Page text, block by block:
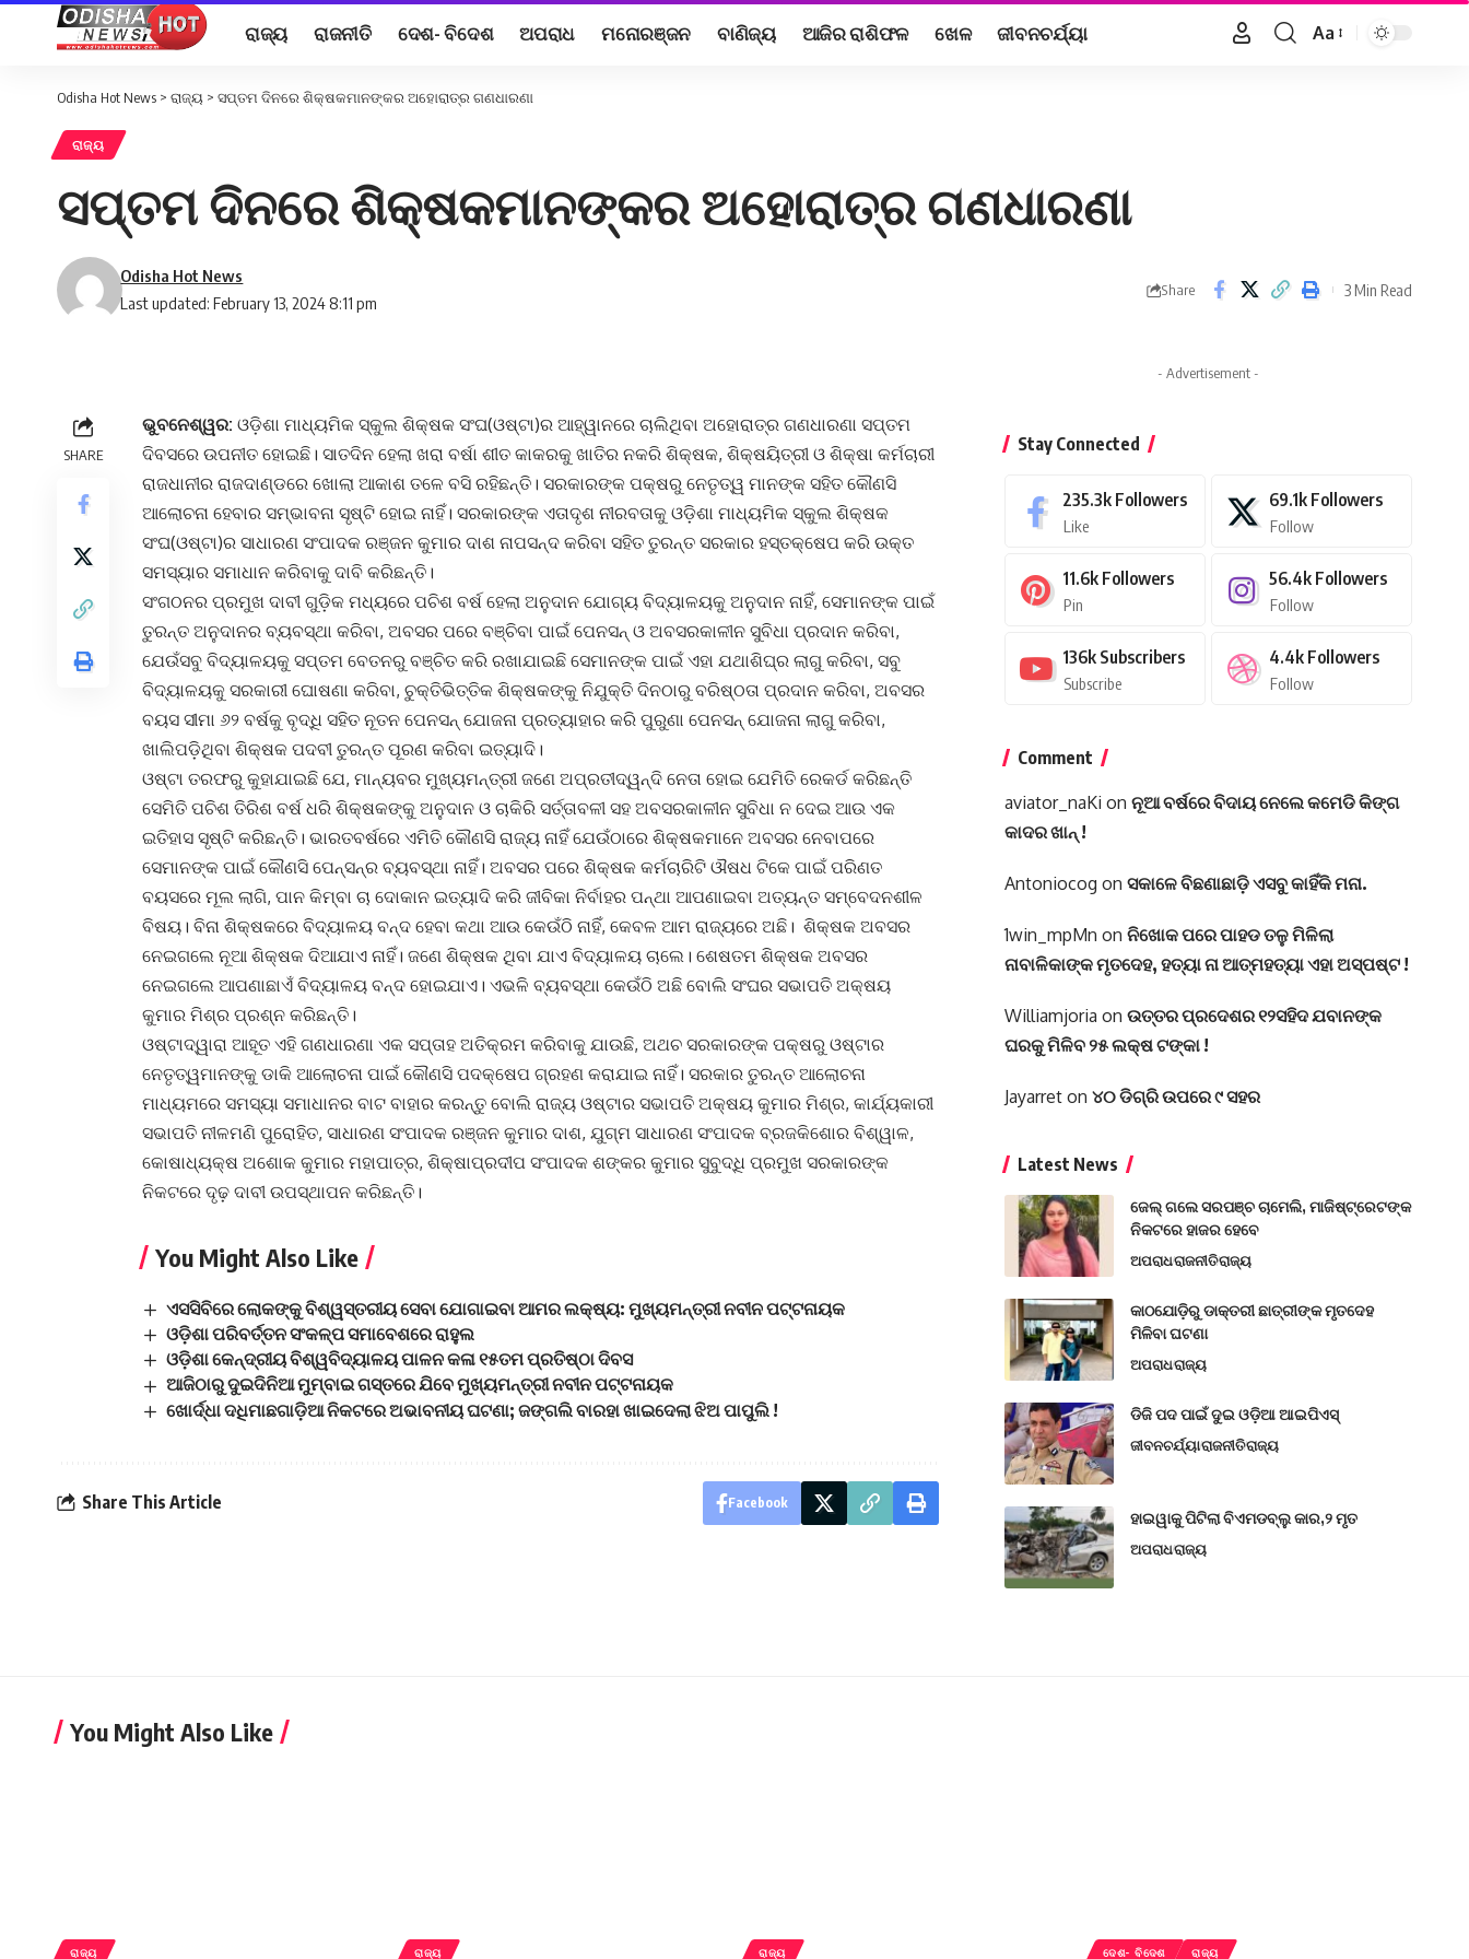
ରାଜ୍ୟ ରାଜନୀତି ଦେଶ- ବିଦେଶ ଅପରାଧ ମନୋରଞ୍ଜନ ବାଣିଜ୍ୟ ଆଜିର ରାଶିଫଳ ଖେଳ ଜୀବନଚର୍ଯ୍ୟା
Font
Aa
Odisha Hot News > ରାଜ୍ୟ > ସପ୍ତମ ଦିନରେ ଶିକ୍ଷକମାନଙ୍କର ଅହୋରାତ୍ର ଗଣଧାରଣା
ରାଜ୍ୟ
ସପ୍ତମ ଦିନରେ ଶିକ୍ଷକମାନଙ୍କର ଅହୋରାତ୍ର ଗଣଧାରଣା
Last updated: February 13, 2024 8:11 pm
Odisha Hot News
Share 3 Min Read
SHARE
ଭୁବନେଶ୍ୱର: ଓଡ଼ିଶା ମାଧ୍ୟମିକ ସ୍କୁଲ ଶିକ୍ଷକ ସଂଘ(ଓଷ୍ଟା)ର ଆହ୍ୱାନରେ ଚାଲିଥିବା ଅହୋରାତ୍ର ଗଣଧାରଣା ସପ୍ତମ
ଦିବସରେ ଉପନୀତ ହୋଇଛି। ସାତଦିନ ହେଲା ଖରା ବର୍ଷା ଶୀତ କାକରକୁ ଖାତିର ନକରି ଶିକ୍ଷକ, ଶିକ୍ଷୟିତ୍ରୀ ଓ ଶିକ୍ଷା କର୍ମଚାରୀ
ରାଜଧାନୀର ରାଜଦାଣ୍ଡରେ ଖୋଲା ଆକାଶ ତଳେ ବସି ରହିଛନ୍ତି। ସରକାରଙ୍କ ପକ୍ଷରୁ ନେତୃତ୍ୱ ମାନଙ୍କ ସହିତ କୌଣସି
ଆଲୋଚନା ହେବାର ସମ୍ଭାବନା ସୃଷ୍ଟି ହୋଇ ନାହିଁ। ସରକାରଙ୍କ ଏତାଦୃଶ ନୀରବତାକୁ ଓଡ଼ିଶା ମାଧ୍ୟମିକ ସ୍କୁଲ ଶିକ୍ଷକ
ସଂଘ(ଓଷ୍ଟା)ର ସାଧାରଣ ସଂପାଦକ ରଞ୍ଜନ କୁମାର ଦାଶ ନାପସନ୍ଦ କରିବା ସହିତ ତୁରନ୍ତ ସରକାର ହସ୍ତକ୍ଷେପ କରି ଉକ୍ତ
ସମସ୍ୟାର ସମାଧାନ କରିବାକୁ ଦାବି କରିଛନ୍ତି।
ସଂଗଠନର ପ୍ରମୁଖ ଦାବୀ ଗୁଡ଼ିକ ମଧ୍ୟରେ ପଚିଶ ବର୍ଷ ହେଲା ଅନୁଦାନ ଯୋଗ୍ୟ ବିଦ୍ୟାଳୟକୁ ଅନୁଦାନ ନାହିଁ, ସେମାନଙ୍କ ପାଇଁ
ତୁରନ୍ତ ଅନୁଦାନର ବ୍ୟବସ୍ଥା କରିବା, ଅବସର ପରେ ବଞ୍ଚିବା ପାଇଁ ପେନସନ୍ ଓ ଅବସରକାଳୀନ ସୁବିଧା ପ୍ରଦାନ କରିବା,
ଯେଉଁସବୁ ବିଦ୍ୟାଳୟକୁ ସପ୍ତମ ବେତନରୁ ବଞ୍ଚିତ କରି ରଖାଯାଇଛି ସେମାନଙ୍କ ପାଇଁ ଏହା ଯଥାଶିଘ୍ର ଲାଗୁ କରିବା, ସବୁ
ବିଦ୍ୟାଳୟକୁ ସରକାରୀ ଘୋଷଣା କରିବା, ଚୁକ୍ତିଭିତ୍ତିକ ଶିକ୍ଷକଙ୍କୁ ନିଯୁକ୍ତି ଦିନଠାରୁ ବରିଷ୍ଠତା ପ୍ରଦାନ କରିବା, ଅବସର
ବୟସ ସୀମା ୬୨ ବର୍ଷକୁ ବୃଦ୍ଧି ସହିତ ନୂତନ ପେନସନ୍ ଯୋଜନା ପ୍ରତ୍ୟାହାର କରି ପୁରୁଣା ପେନସନ୍ ଯୋଜନା ଲାଗୁ କରିବା,
ଖାଲିପଡ଼ିଥିବା ଶିକ୍ଷକ ପଦବୀ ତୁରନ୍ତ ପୂରଣ କରିବା ଇତ୍ୟାଦି।
ଓଷ୍ଟା ତରଫରୁ କୁହାଯାଇଛି ଯେ, ମାନ୍ୟବର ମୁଖ୍ୟମନ୍ତ୍ରୀ ଜଣେ ଅପ୍ରତୀଦ୍ୱନ୍ଦି ନେତା ହୋଇ ଯେମିତି ରେକର୍ଡ କରିଛନ୍ତି
ସେମିତି ପଚିଶ ତିରିଶ ବର୍ଷ ଧରି ଶିକ୍ଷକଙ୍କୁ ଅନୁଦାନ ଓ ଚାକିରି ସର୍ତ୍ତାବଳୀ ସହ ଅବସରକାଳୀନ ସୁବିଧା ନ ଦେଇ ଆଉ ଏକ
ଇତିହାସ ସୃଷ୍ଟି କରିଛନ୍ତି। ଭାରତବର୍ଷରେ ଏମିତି କୌଣସି ରାଜ୍ୟ ନାହିଁ ଯେଉଁଠାରେ ଶିକ୍ଷକମାନେ ଅବସର ନେବାପରେ
ସେମାନଙ୍କ ପାଇଁ କୌଣସି ପେନ୍‌ସନ୍‌ର ବ୍ୟବସ୍ଥା ନାହିଁ। ଅବସର ପରେ ଶିକ୍ଷକ କର୍ମଚାରିଟି ଔଷଧ ଟିକେ ପାଇଁ ପରିଣତ
ବୟସରେ ମୂଲ ଲାଗି, ପାନ କିମ୍ବା ଚା ଦୋକାନ ଇତ୍ୟାଦି କରି ଜୀବିକା ନିର୍ବାହର ପନ୍ଥା ଆପଣାଇବା ଅତ୍ୟନ୍ତ ସମ୍ବେଦନଶୀଳ
ବିଷୟ। ବିନା ଶିକ୍ଷକରେ ବିଦ୍ୟାଳୟ ବନ୍ଦ ହେବା କଥା ଆଉ କେଉଁଠି ନାହିଁ, କେବଳ ଆମ ରାଜ୍ୟରେ ଅଛି। ଶିକ୍ଷକ ଅବସର
ନେଇଗଲେ ନୂଆ ଶିକ୍ଷକ ଦିଆଯାଏ ନାହିଁ। ଜଣେ ଶିକ୍ଷକ ଥିବା ଯାଏ ବିଦ୍ୟାଳୟ ଚାଲେ। ଶେଷତମ ଶିକ୍ଷକ ଅବସର
ନେଇଗଲେ ଆପଣାଛାଏଁ ବିଦ୍ୟାଳୟ ବନ୍ଦ ହୋଇଯାଏ। ଏଭଳି ବ୍ୟବସ୍ଥା କେଉଁଠି ଅଛି ବୋଲି ସଂଘର ସଭାପତି ଅକ୍ଷୟ
କୁମାର ମିଶ୍ର ପ୍ରଶ୍ନ କରିଛନ୍ତି।
ଓଷ୍ଟାଦ୍ୱାରା ଆହୂତ ଏହି ଗଣଧାରଣା ଏକ ସପ୍ତାହ ଅତିକ୍ରମ କରିବାକୁ ଯାଉଛି, ଅଥଚ ସରକାରଙ୍କ ପକ୍ଷରୁ ଓଷ୍ଟାର
ନେତୃତ୍ୱମାନଙ୍କୁ ଡାକି ଆଲୋଚନା ପାଇଁ କୌଣସି ପଦକ୍ଷେପ ଗ୍ରହଣ କରାଯାଇ ନାହିଁ। ସରକାର ତୁରନ୍ତ ଆଲୋଚନା
ମାଧ୍ୟମରେ ସମସ୍ୟା ସମାଧାନର ବାଟ ବାହାର କରନ୍ତୁ ବୋଲି ରାଜ୍ୟ ଓଷ୍ଟାର ସଭାପତି ଅକ୍ଷୟ କୁମାର ମିଶ୍ର, କାର୍ଯ୍ୟକାରୀ
ସଭାପତି ନୀଳମଣି ପୁରୋହିତ, ସାଧାରଣ ସଂପାଦକ ରଞ୍ଜନ କୁମାର ଦାଶ, ଯୁଗ୍ମ ସାଧାରଣ ସଂପାଦକ ବ୍ରଜକିଶୋର ବିଶ୍ୱାଳ,
କୋଷାଧ୍ୟକ୍ଷ ଅଶୋକ କୁମାର ମହାପାତ୍ର, ଶିକ୍ଷାପ୍ରଦୀପ ସଂପାଦକ ଶଙ୍କର କୁମାର ସୁବୁଦ୍ଧି ପ୍ରମୁଖ ସରକାରଙ୍କ
ନିକଟରେ ଦୃଢ଼ ଦାବୀ ଉପସ୍ଥାପନ କରିଛନ୍ତି।
You Might Also Like
ଏସସିବିରେ ଲୋକଙ୍କୁ ବିଶ୍ୱସ୍ତରୀୟ ସେବା ଯୋଗାଇବା ଆମର ଲକ୍ଷ୍ୟ: ମୁଖ୍ୟମନ୍ତ୍ରୀ ନବୀନ ପଟ୍ଟନାୟକ
ଓଡ଼ିଶା ପରିବର୍ତ୍ତନ ସଂକଳ୍ପ ସମାବେଶରେ ରାହୁଲ
ଓଡ଼ିଶା କେନ୍ଦ୍ରୀୟ ବିଶ୍ୱବିଦ୍ୟାଳୟ ପାଳନ କଳା ୧୫ତମ ପ୍ରତିଷ୍ଠା ଦିବସ
ଆଜିଠାରୁ ଦୁଇଦିନିଆ ମୁମ୍ବାଇ ଗସ୍ତରେ ଯିବେ ମୁଖ୍ୟମନ୍ତ୍ରୀ ନବୀନ ପଟ୍ଟନାୟକ
ଖୋର୍ଦ୍ଧା ଦଧିମାଛଗାଡ଼ିଆ ନିକଟରେ ଅଭାବନୀୟ ଘଟଣା; ଜଙ୍ଗଲି ବାରହା ଖାଇଦେଲା ଝିଅ ପାପୁଲି !
Share This Article Facebook
- Advertisement -
Stay Connected
235.3k Followers
Like
69.1k Followers
Follow
11.6k Followers
Pin
56.4k Followers
Follow
136k Subscribers
Subscribe
4.4k Followers
Follow
Comment
aviator_naKi on ନୂଆ ବର୍ଷରେ ବିଦାୟ ନେଲେ କମେଡି କିଙ୍ଗ
କାଦର ଖାନ୍ !
Antoniocog on ସକାଳେ ବିଛଣାଛାଡ଼ି ଏସବୁ କାହିଁକି ମନା.
1win_mpMn on ନିଖୋକ ପରେ ପାହଡ ତଳୁ ମିଳିଲା
ନାବାଳିକାଙ୍କ ମୃତଦେହ, ହତ୍ୟା ନା ଆତ୍ମହତ୍ୟା ଏହା ଅସ୍ପଷ୍ଟ !
Williamjoria on ଉତ୍ତର ପ୍ରଦେଶର ୧୨ସହିଦ ଯବାନଙ୍କ
ଘରକୁ ମିଳିବ ୨୫ ଲକ୍ଷ ଟଙ୍କା !
Jayarreton ୪୦ ଡିଗ୍ରି ଉପରେ ୯ ସହର
Latest News
ଜେଲ୍ ଗଲେ ସରପଞ୍ଚ ଚାମେଲି, ମାଜିଷ୍ଟ୍ରେଟଙ୍କ
ନିକଟରେ ହାଜର ହେବେ
ଅପରାଧରାଜନୀତିରାଜ୍ୟ
କାଠଯୋଡ଼ିରୁ ଡାକ୍ତରୀ ଛାତ୍ରୀଙ୍କ ମୃତଦେହ
ମିଳିବା ଘଟଣା
ଅପରାଧରାଜ୍ୟ
ଡିଜି ପଦ ପାଇଁ ଦୁଇ ଓଡ଼ିଆ ଆଇପିଏସ୍
ଜୀବନଚର୍ଯ୍ୟାରାଜନୀତିରାଜ୍ୟ
ହାଇୱାକୁ ପିଟିଲା ବିଏମଡବ୍ଲୁ କାର,୨ ମୃତ
ଅପରାଧରାଜ୍ୟ
You Might Also Like
ରାଜ୍ୟ ରାଜ୍ୟ ରାଜ୍ୟ ଦେଶ- ବିଦେଶ ରାଜ୍ୟ